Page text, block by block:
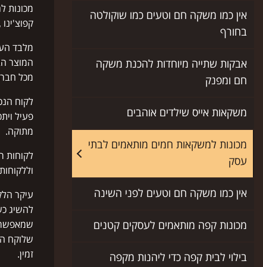
אין כמו משקה חם וטעים כמו שוקולטה
בחורף
אבקות שתייה מיוחדות להכנת משקה
חם ומפנק
משקאות אייס שילדים אוהבים
מכונות למשקאות חמים מותאמים לבתי
עסק
אין כמו משקה חם וטעים לפני השינה
מכונות קפה מותאמים לעסקים קטנים
בילוי לבית קפה כדי ליהנות מקפה
מכונות
מלבד
המוצר
מכל
לקוח
פעיל
מתוקה.
לקוחות
עיקר
להשיג
שלוקח
זמין.